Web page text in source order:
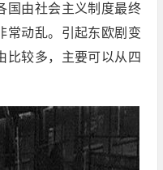
国由社会主义制度最终
常动乱。引起东欧剧变
比较多，主要可以从四